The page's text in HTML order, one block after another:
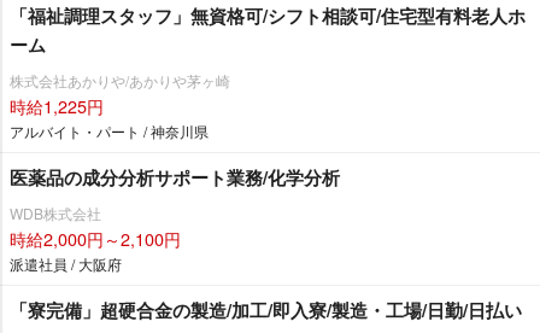
「福祉調理スタッフ」無資格可/シフト相談可/住宅型有料老人ホ
ーム
株式会社あかりや/あかりや茅ヶ崎
時給1,225円
アルバイト・パート / 神奈川県
医薬品の成分分析サポート業務/化学分析
WDB株式会社
時給2,000円～2,100円
派遣社員 / 大阪府
「寮完備」超硬合金の製造/加工/即入寮/製造・工場/日勤/日払い